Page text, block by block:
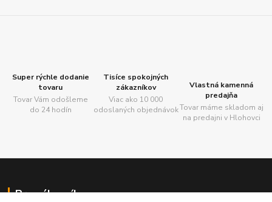
Super rýchle dodanie
tovaru
Tovar Vám odošleme
do 24 hodín
Tisíce spokojných
zákazníkov
Viac ako 10 000
odoslaných objednávok
Vlastná kamenná
predajňa
Tovar máme skladom aj
na predajni v Hlohovci
Pre zákazníkov